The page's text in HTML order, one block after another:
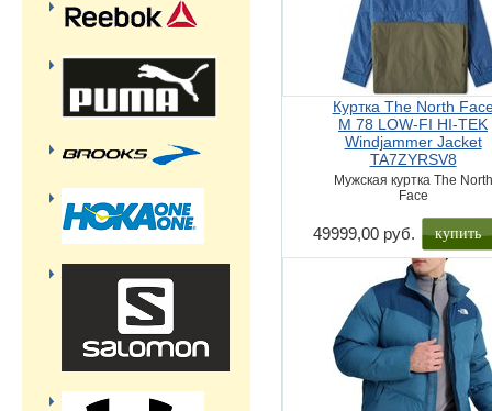
Куртка The North
M 78 LOW-FI HI-TEK
Windjammer Jacket
TA7ZYRSV8
Мужская куртка The North
Face
49999,00 руб. купить